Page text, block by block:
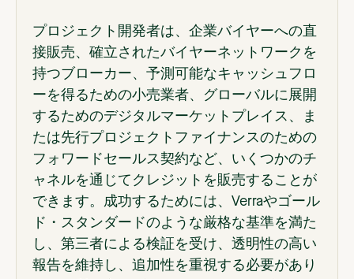
プロジェクト開発者は、企業バイヤーへの直
接販売、確立されたバイヤーネットワークを
持つブローカー、予測可能なキャッシュフロ
ーを得るための小売業者、グローバルに展開
するためのデジタルマーケットプレイス、ま
たは先行プロジェクトファイナンスのための
フォワードセールス契約など、いくつかのチ
ャネルを通じてクレジットを販売することが
できます。成功するためには、Verraやゴール
ド・スタンダードのような厳格な基準を満た
し、第三者による検証を受け、透明性の高い
報告を維持し、追加性を重視する必要があり